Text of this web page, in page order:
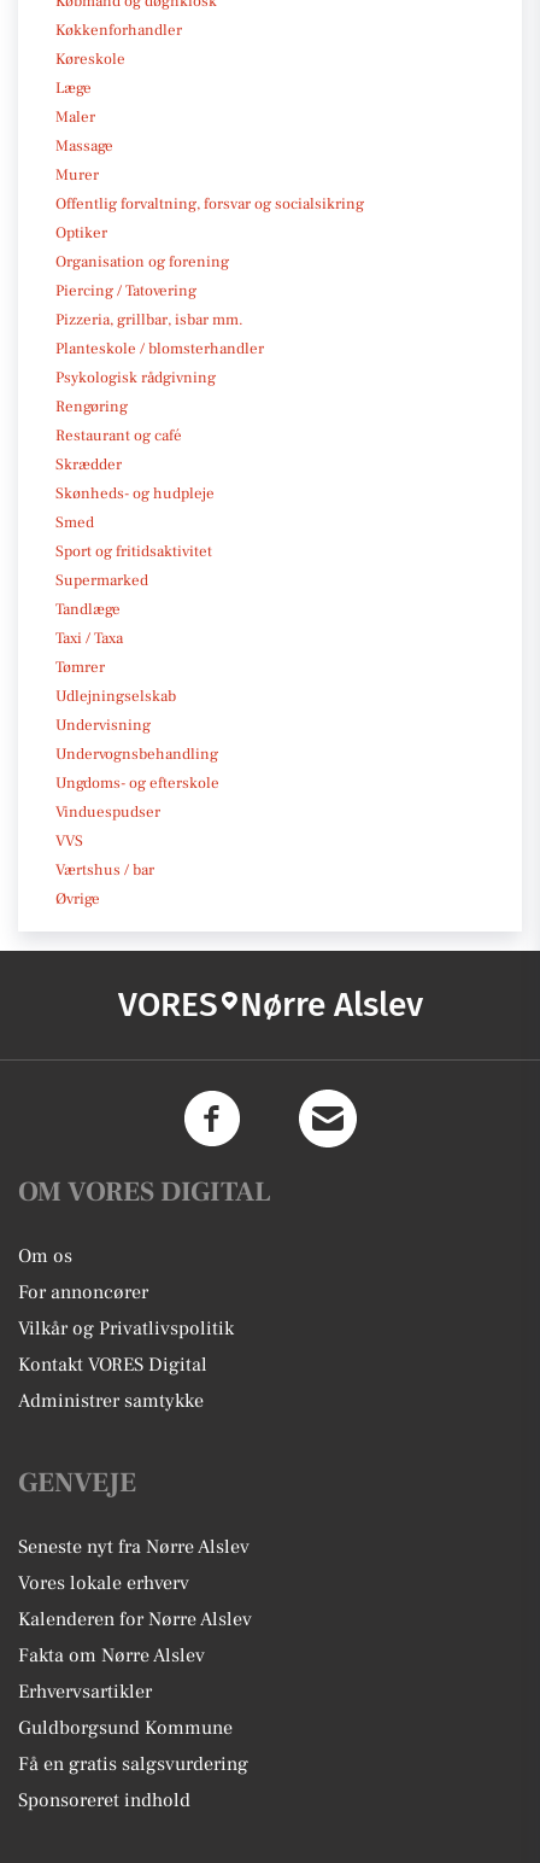
Køkkenforhandler
Køreskole
Læge
Maler
Massage
Murer
Offentlig forvaltning, forsvar og socialsikring
Optiker
Organisation og forening
Piercing / Tatovering
Pizzeria, grillbar, isbar mm.
Planteskole / blomsterhandler
Psykologisk rådgivning
Rengøring
Restaurant og café
Skrædder
Skønheds- og hudpleje
Smed
Sport og fritidsaktivitet
Supermarked
Tandlæge
Taxi / Taxa
Tømrer
Udlejningselskab
Undervisning
Undervognsbehandling
Ungdoms- og efterskole
Vinduespudser
VVS
Værtshus / bar
Øvrige
VORES Nørre Alslev
OM VORES DIGITAL
Om os
For annoncører
Vilkår og Privatlivspolitik
Kontakt VORES Digital
Administrer samtykke
GENVEJE
Seneste nyt fra Nørre Alslev
Vores lokale erhverv
Kalenderen for Nørre Alslev
Fakta om Nørre Alslev
Erhvervsartikler
Guldborgsund Kommune
Få en gratis salgsvurdering
Sponsoreret indhold